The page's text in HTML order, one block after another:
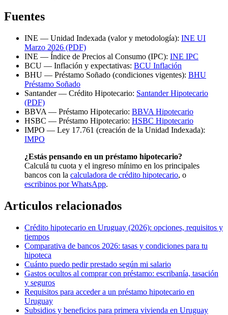
Fuentes
INE — Unidad Indexada (valor y metodología): INE UI
Marzo 2026 (PDF)
INE — Índice de Precios al Consumo (IPC): INE IPC
BCU — Inflación y expectativas: BCU Inflación
BHU — Préstamo Soñado (condiciones vigentes): BHU
Préstamo Soñado
Santander — Crédito Hipotecario: Santander Hipotecario
(PDF)
BBVA — Préstamo Hipotecario: BBVA Hipotecario
HSBC — Préstamo Hipotecario: HSBC Hipotecario
IMPO — Ley 17.761 (creación de la Unidad Indexada):
IMPO
¿Estás pensando en un préstamo hipotecario?
Calculá tu cuota y el ingreso mínimo en los principales
bancos con la calculadora de crédito hipotecario, o
escribinos por WhatsApp.
Articulos relacionados
Crédito hipotecario en Uruguay (2026): opciones, requisitos y
tiempos
Comparativa de bancos 2026: tasas y condiciones para tu
hipoteca
Cuánto puedo pedir prestado según mi salario
Gastos ocultos al comprar con préstamo: escribanía, tasación
y seguros
Requisitos para acceder a un préstamo hipotecario en
Uruguay
Subsidios y beneficios para primera vivienda en Uruguay